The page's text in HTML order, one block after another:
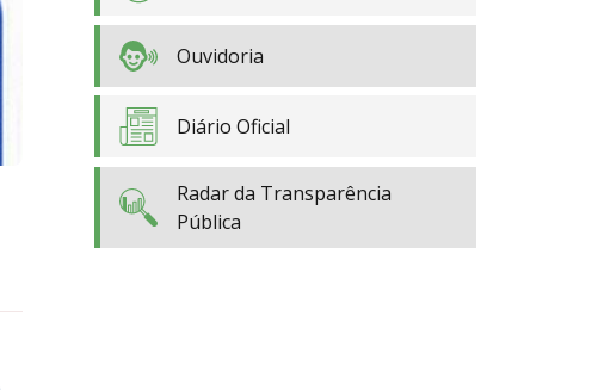
Ouvidoria
Diário Oficial
Radar da Transparência
Pública